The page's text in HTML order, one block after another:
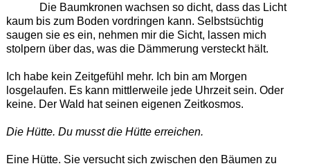
Die Baumkronen wachsen so dicht, dass das Licht
kaum bis zum Boden vordringen kann. Selbstsüchtig
saugen sie es ein, nehmen mir die Sicht, lassen mich
stolpern über das, was die Dämmerung versteckt hält.
Ich habe kein Zeitgefühl mehr. Ich bin am Morgen
losgelaufen. Es kann mittlerweile jede Uhrzeit sein. Oder
keine. Der Wald hat seinen eigenen Zeitkosmos.
Die Hütte. Du musst die Hütte erreichen.
Eine Hütte. Sie versucht sich zwischen den Bäumen zu